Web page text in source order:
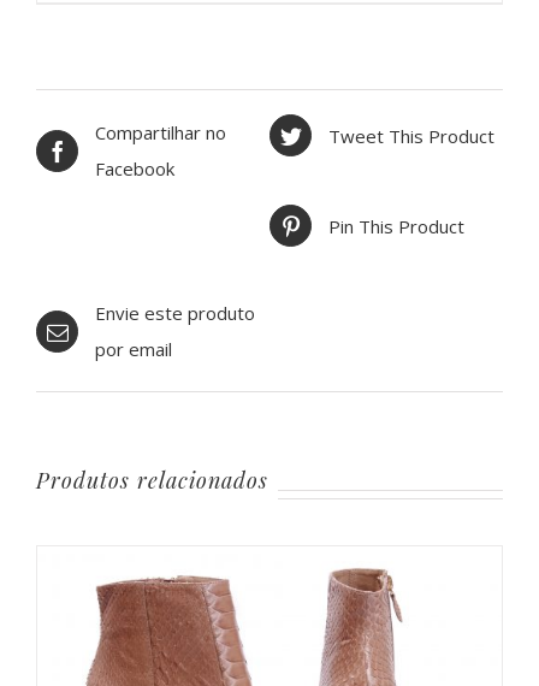
Compartilhar no
Facebook
Tweet This Product
Pin This Product
Envie este produto
por email
Produtos relacionados